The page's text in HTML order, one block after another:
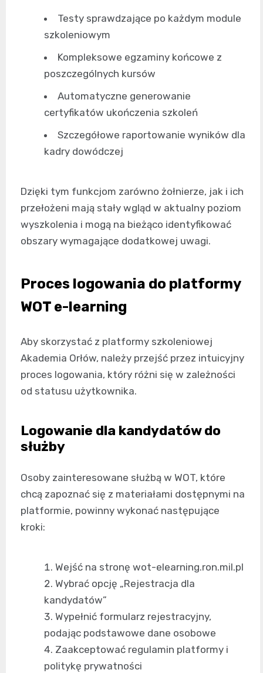
Testy sprawdzające po każdym module
szkoleniowym
Kompleksowe egzaminy końcowe z
poszczególnych kursów
Automatyczne generowanie
certyfikatów ukończenia szkoleń
Szczegółowe raportowanie wyników dla
kadry dowódczej
Dzięki tym funkcjom zarówno żołnierze, jak i ich
przełożeni mają stały wgląd w aktualny poziom
wyszkolenia i mogą na bieżąco identyfikować
obszary wymagające dodatkowej uwagi.
Proces logowania do platformy
WOT e-learning
Aby skorzystać z platformy szkoleniowej
Akademia Orłów, należy przejść przez intuicyjny
proces logowania, który różni się w zależności
od statusu użytkownika.
Logowanie dla kandydatów do
służby
Osoby zainteresowane służbą w WOT, które
chcą zapoznać się z materiałami dostępnymi na
platformie, powinny wykonać następujące
kroki:
Wejść na stronę wot-elearning.ron.mil.pl
Wybrać opcję „Rejestracja dla
kandydatów”
Wypełnić formularz rejestracyjny,
podając podstawowe dane osobowe
Zaakceptować regulamin platformy i
politykę prywatności